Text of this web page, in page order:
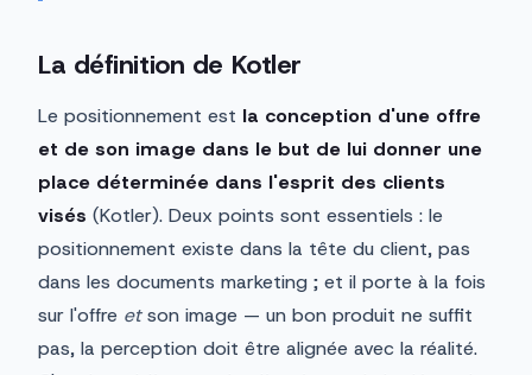
La définition de Kotler
Le positionnement est la conception d'une offre
et de son image dans le but de lui donner une
place déterminée dans l'esprit des clients
visés (Kotler). Deux points sont essentiels : le
positionnement existe dans la tête du client, pas
dans les documents marketing ; et il porte à la fois
sur l'offre etson image — un bon produit ne suffit
pas, la perception doit être alignée avec la réalité.